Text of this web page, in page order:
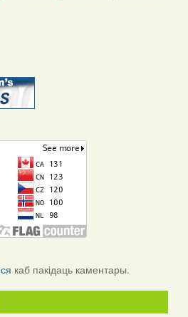
каб пакідаць каментары.